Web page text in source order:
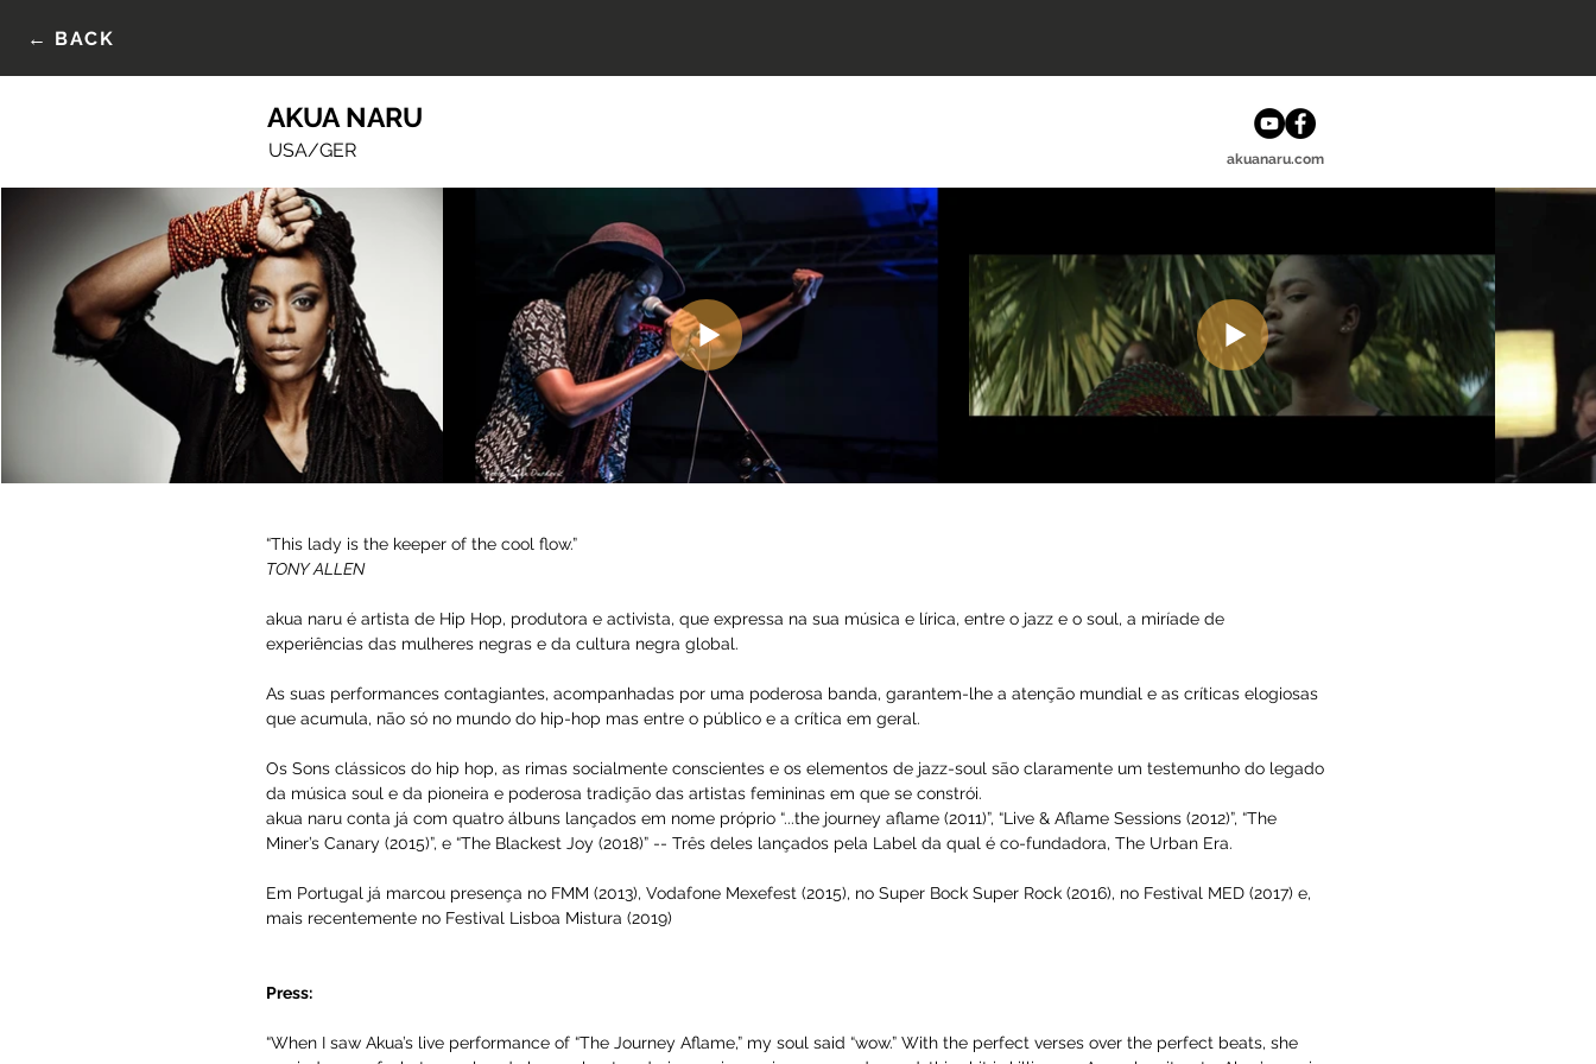
← BACK
AKUA NARU
USA/GER akuanaru.com
“This lady is the keeper of the cool flow.”
TONY ALLEN
akua naru é artista de Hip Hop, produtora e activista, que expressa na sua música e lírica, entre o jazz e o soul, a miríade de
experiências das mulheres negras e da cultura negra global.
As suas performances contagiantes, acompanhadas por uma poderosa banda, garantem-lhe a atenção mundial e as críticas elogiosas
que acumula, não só no mundo do hip-hop mas entre o público e a crítica em geral.
Os Sons clássicos do hip hop, as rimas socialmente conscientes e os elementos de jazz-soul são claramente um testemunho do legado
da música soul e da pioneira e poderosa tradição das artistas femininas em que se constrói.
akua naru conta já com quatro álbuns lançados em nome próprio “...the journey aflame (2011)”, “Live & Aflame Sessions (2012)”, “The
Miner’s Canary (2015)”, e “The Blackest Joy (2018)” -- Três deles lançados pela Label da qual é co-fundadora, The Urban Era.
Em Portugal já marcou presença no FMM (2013), Vodafone Mexefest (2015), no Super Bock Super Rock (2016), no Festival MED (2017) e,
mais recentemente no Festival Lisboa Mistura (2019)
Press:
“When I saw Akua’s live performance of “The Journey Aflame,” my soul said “wow.” With the perfect verses over the perfect beats, she